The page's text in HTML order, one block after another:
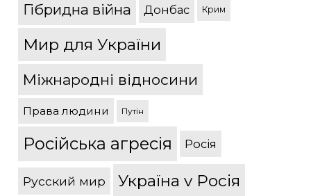
Гібридна війна Донбас Крим
Мир для України
Міжнародні відносини
Права людини Путін
Російська агресія Росія
Русский мир Україна v Росія